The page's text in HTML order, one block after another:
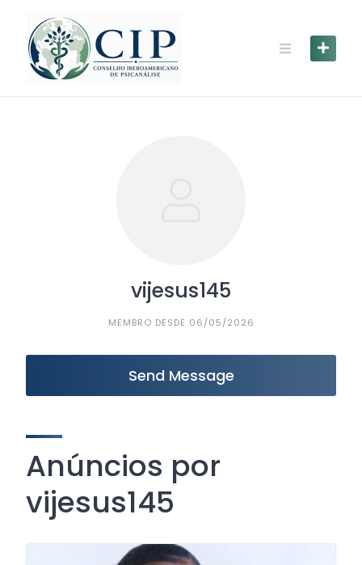
vijesus145
MEMBRO DESDE 06/05/2026
Send Message
Anúncios por
vijesus145